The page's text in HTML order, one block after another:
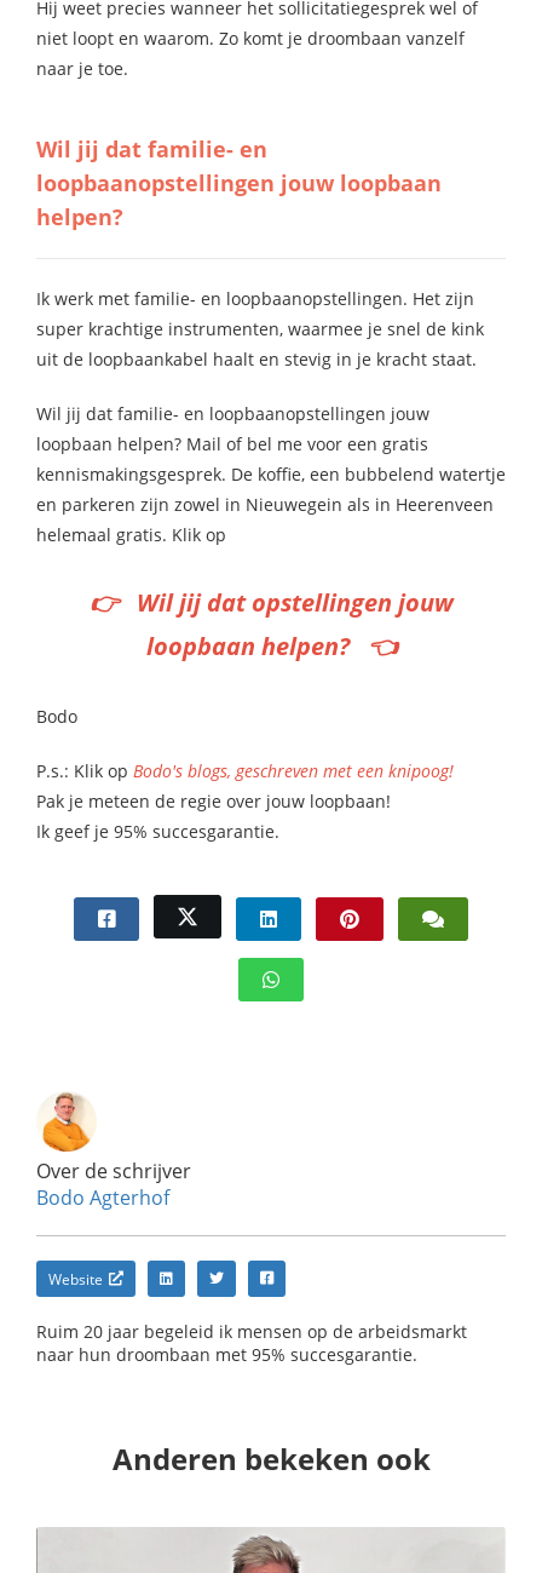
Hij weet precies wanneer het sollicitatiegesprek wel of
niet loopt en waarom. Zo komt je droombaan vanzelf
naar je toe.
Wil jij dat familie- en
loopbaanopstellingen jouw loopbaan
helpen?
Ik werk met familie- en loopbaanopstellingen. Het zijn
super krachtige instrumenten, waarmee je snel de kink
uit de loopbaankabel haalt en stevig in je kracht staat.
Wil jij dat familie- en loopbaanopstellingen jouw
loopbaan helpen? Mail of bel me voor een gratis
kennismakingsgesprek. De koffie, een bubbelend watertje
en parkeren zijn zowel in Nieuwegein als in Heerenveen
helemaal gratis. Klik op
👉 Wil jij dat opstellingen jouw
loopbaan helpen? 👈
Bodo
P.s.: Klik op Bodo's blogs, geschreven met een knipoog!
Pak je meteen de regie over jouw loopbaan!
Ik geef je 95% succesgarantie.
Over de schrijver
Bodo Agterhof
Website
Ruim 20 jaar begeleid ik mensen op de arbeidsmarkt
naar hun droombaan met 95% succesgarantie.
Anderen bekeken ook